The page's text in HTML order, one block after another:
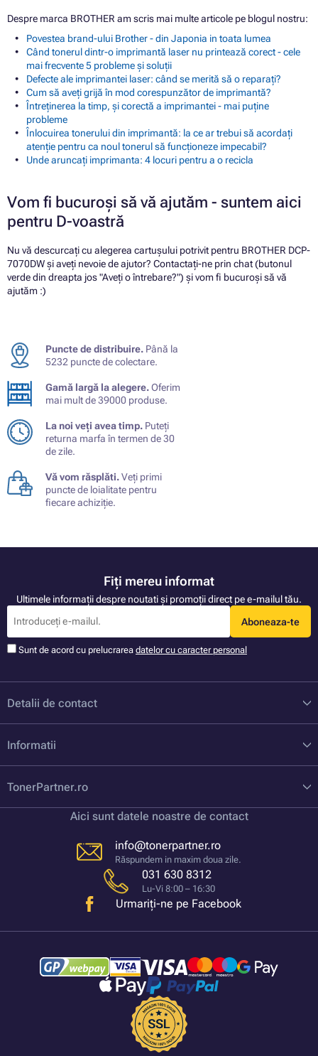
Despre marca BROTHER am scris mai multe articole pe blogul nostru:
Povestea brand-ului Brother - din Japonia in toata lumea
Când tonerul dintr-o imprimantă laser nu printează corect - cele
mai frecvente 5 probleme și soluții
Defecte ale imprimantei laser: când se merită să o reparați?
Cum să aveți grijă în mod corespunzător de imprimantă?
Întreținerea la timp, și corectă a imprimantei - mai puține
probleme
Înlocuirea tonerului din imprimantă: la ce ar trebui să acordați
atenție pentru ca noul tonerul să funcționeze impecabil?
Unde aruncați imprimanta: 4 locuri pentru a o recicla
Vom fi bucuroși să vă ajutăm - suntem aici
pentru D-voastră
Nu vă descurcați cu alegerea cartușului potrivit pentru BROTHER DCP-
7070DW și aveți nevoie de ajutor? Contactați-ne prin chat (butonul
verde din dreapta jos "Aveți o întrebare?") și vom fi bucuroși să vă
ajutăm :)
Puncte de distribuire. Până la
5232 puncte de colectare.
Gamă largă la alegere.Oferim
mai mult de 39000 produse.
La noi veți avea timp. Puteți
returna marfa în termen de 30
de zile.
Vă vom răsplăti.Veți primi
puncte de loialitate pentru
fiecare achiziție.
Fiți mereu informat
Ultimele informații despre noutati și promoții direct pe e-mailul tău.
Aboneaza-te
Sunt de acord cu prelucrarea datelor cu caracter personal
Detalii de contact
Informatii
TonerPartner.ro
Aici sunt datele noastre de contact
info@tonerpartner.ro
Răspundem in maxim doua zile.
031 630 8312
Lu-Vi 8:00 – 16:30
Urmariți-ne pe Facebook